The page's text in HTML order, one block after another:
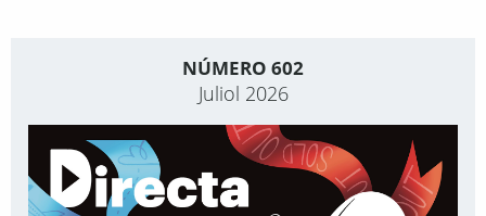
NÚMERO 602
Juliol 2026